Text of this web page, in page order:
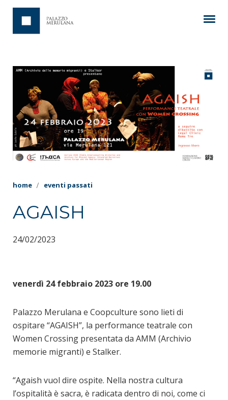
home eventi passati
AGAISH
24/02/2023
venerdì 24 febbraio 2023 ore 19.00
Palazzo Merulana e Coopculture sono lieti di
ospitare “AGAISH”, la performance teatrale con
Women Crossing presentata da AMM (Archivio
memorie migranti) e Stalker.
“Agaish vuol dire ospite. Nella nostra cultura
l’ospitalità è sacra, è radicata dentro di noi, come ci